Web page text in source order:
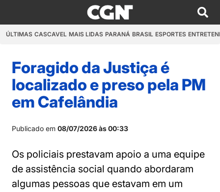
ÚLTIMAS CASCAVEL MAIS LIDAS PARANÁ BRASIL ESPORTES
Foragido da Justiça é
localizado e preso pela PM
em Cafelândia
Publicado em 08/07/2026 às 00:33
Os policiais prestavam apoio a uma equipe
de assistência social quando abordaram
algumas pessoas que estavam em um